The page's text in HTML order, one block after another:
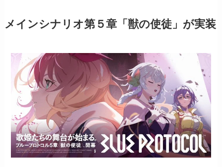
メインシナリオ第５章「獣の使徒」が実装